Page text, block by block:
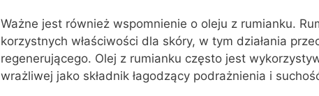
Ważne jest również wspomnienie o oleju z rumianku.
korzystnych właściwości dla skóry, w tym działania
regenerującego. Olej z rumianku często jest
wrażliwej jako składnik łagodzący podrażnienia i